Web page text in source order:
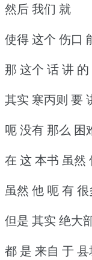
然后 我们 就
使得 这个 伤口
那 这个 话 讲
其实 寒丙则 要
呃 没有 那么 困
在 这 本书 虽然
虽然 他 呃 有
但是 其实 绝大
都 是 来自 于